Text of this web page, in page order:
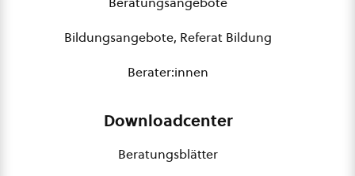
Bildungsangebote, Referat Bildung
Berater:innen
Downloadcenter
Beratungsblätter